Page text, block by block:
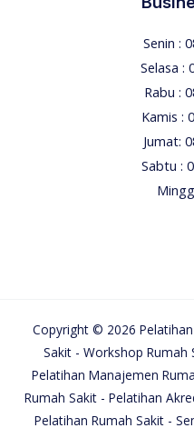
Senin :
Selasa :
Rabu :
Kamis :
Jumat:
Sabtu :
Copyright © 2026
Sakit - Workshop Rumah
Pelatihan Manajemen
Rumah Sakit - Pelatihan
Pelatihan Rumah Sakit -